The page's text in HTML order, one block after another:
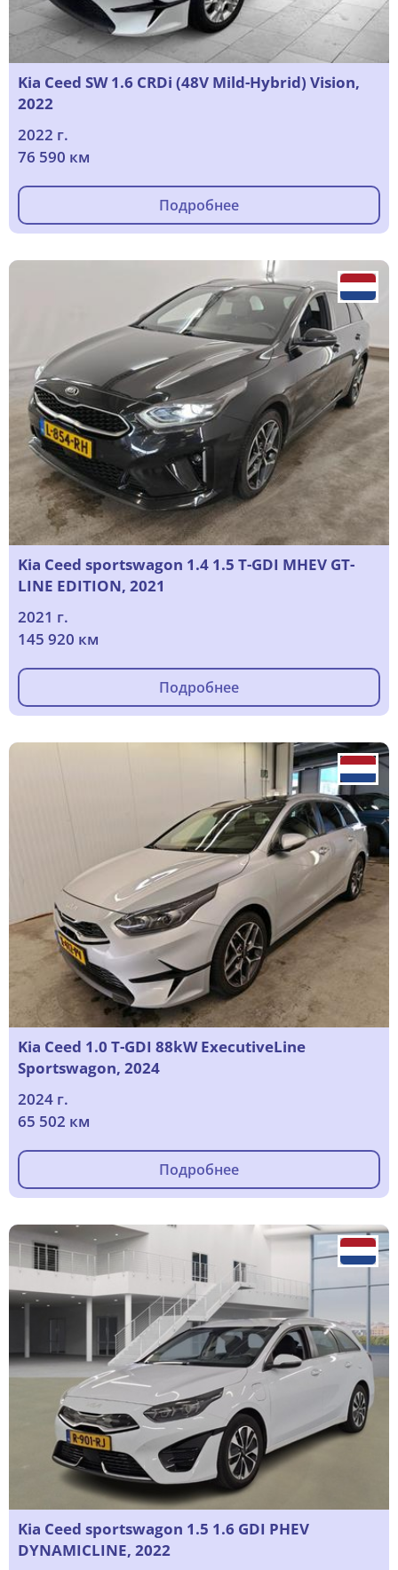
Kia Ceed SW 1.6 CRDi (48V Mild-Hybrid) Vision,
2022
2022 г.
76 590 км
Подробнее
Kia Ceed sportswagon 1.4 1.5 T-GDI MHEV GT-
LINE EDITION, 2021
2021 г.
145 920 км
Подробнее
Kia Ceed 1.0 T-GDI 88kW ExecutiveLine
Sportswagon, 2024
2024 г.
65 502 км
Подробнее
Kia Ceed sportswagon 1.5 1.6 GDI PHEV
DYNAMICLINE, 2022